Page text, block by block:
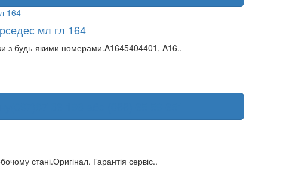
мл гл 164
з будь-якими номерами.A1645404401, A16..
стані.Оригінал. Гарантія сервіс..